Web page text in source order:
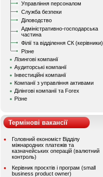
Управління персоналом
Служба безпеки
Діловодство
Адміністративно-господарська
частина
Філії та відділення СК (керівники)
Різне
Лізингові компанії
Аудиторські компанії
Інвестиційні компанії
Компанії з управління активами
Ділінгові компанії та Forex
Різне
Термінові вакансії
Головний економіст Відділу
міжнародних платежів та
казначейських операцій (валютний
контроль)
Керівник проєктів і програм (small
business product owner)